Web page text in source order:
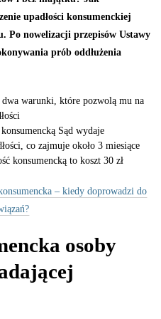
upadłości konsumenckiej
Po nowelizacji przepisów Ustawy
prób oddłużenia
dwa warunki, które pozwolą mu na
Sąd wydaje
co zajmuje około 3 miesiące
konsumencką to koszt 30 zł
– kiedy doprowadzi do
osoby